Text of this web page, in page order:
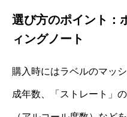
選び方のポイント：
ィングノート
購入時にはラベルのマッ
成年数、「ストレート」